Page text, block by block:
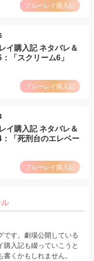
ブルーレイ購入記
イ購入記 ネタバレ＆
「スクリーム6」
ブルーレイ購入記
イ購入記 ネタバレ＆
「死刑台のエレベー
ブルーレイ購入記
です。劇場公開している
購入記も綴っていこうと
くかもしれません。